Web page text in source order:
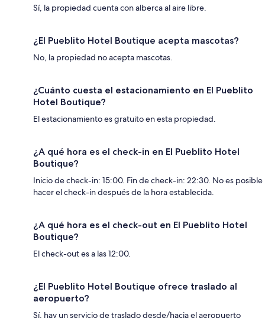
Sí, la propiedad cuenta con alberca al aire libre.
¿El Pueblito Hotel Boutique acepta mascotas?
No, la propiedad no acepta mascotas.
¿Cuánto cuesta el estacionamiento en El Pueblito
Hotel Boutique?
El estacionamiento es gratuito en esta propiedad.
¿A qué hora es el check-in en El Pueblito Hotel
Boutique?
Inicio de check-in: 15:00. Fin de check-in: 22:30. No es posible
hacer el check-in después de la hora establecida.
¿A qué hora es el check-out en El Pueblito Hotel
Boutique?
El check-out es a las 12:00.
¿El Pueblito Hotel Boutique ofrece traslado al
aeropuerto?
Sí, hay un servicio de traslado desde/hacia el aeropuerto